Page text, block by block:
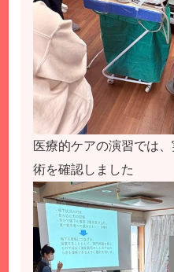
医療的ケアの演習では
術を確認しました